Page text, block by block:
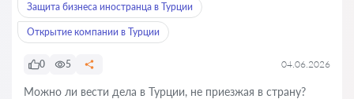
Защита бизнеса иностранца в Турции
Открытие компании в Турции
0 5 04.06.2026
Можно ли вести дела в Турции, не приезжая в страну?